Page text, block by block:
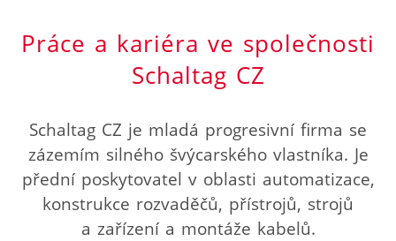
Práce a kariéra ve společnosti
Schaltag CZ
Schaltag CZ je mladá progresivní firma se
zázemím silného švýcarského vlastníka. Je
přední poskytovatel v oblasti automatizace,
konstrukce rozvaděčů, přístrojů, strojů
a zařízení a montáže kabelů.